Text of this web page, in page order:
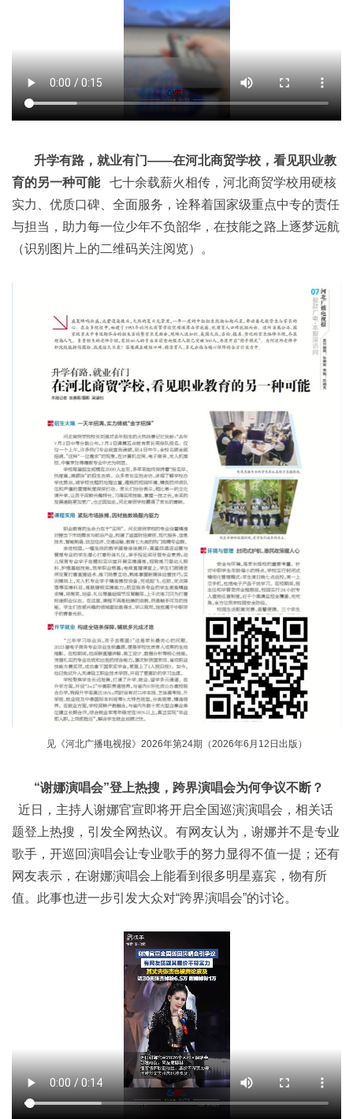
升学有路，就业有门——在河北商贸学校，看见职业教
育的另一种可能 七十余载薪火相传，河北商贸学校用硬核
实力、优质口碑、全面服务，诠释着国家级重点中专的责任
与担当，助力每一位少年不负韶华，在技能之路上逐梦远航
（识别图片上的二维码关注阅览）。
见《河北广播电视报》2026年第24期（2026年6月12日出版）
“谢娜演唱会”登上热搜，跨界演唱会为何争议不断？
近日，主持人谢娜官宣即将开启全国巡演演唱会，相关话
题登上热搜，引发全网热议。有网友认为，谢娜并不是专业
歌手，开巡回演唱会让专业歌手的努力显得不值一提；还有
网友表示，在谢娜演唱会上能看到很多明星嘉宾，物有所
值。此事也进一步引发大众对“跨界演唱会”的讨论。